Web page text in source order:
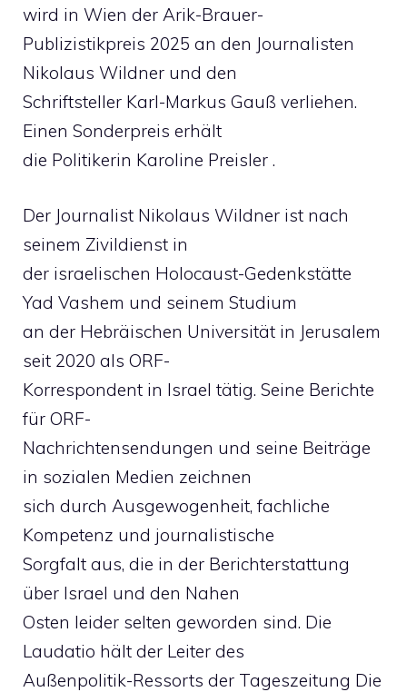
wird in Wien der Arik-Brauer-
Publizistikpreis 2025 an den Journalisten
Nikolaus Wildner und den
Schriftsteller Karl-Markus Gauß verliehen.
Einen Sonderpreis erhält
die Politikerin Karoline Preisler .
Der Journalist Nikolaus Wildner ist nach
seinem Zivildienst in
der israelischen Holocaust-Gedenkstätte
Yad Vashem und seinem Studium
an der Hebräischen Universität in Jerusalem
seit 2020 als ORF-
Korrespondent in Israel tätig. Seine Berichte
für ORF-
Nachrichtensendungen und seine Beiträge
in sozialen Medien zeichnen
sich durch Ausgewogenheit, fachliche
Kompetenz und journalistische
Sorgfalt aus, die in der Berichterstattung
über Israel und den Nahen
Osten leider selten geworden sind. Die
Laudatio hält der Leiter des
Außenpolitik-Ressorts der Tageszeitung Die